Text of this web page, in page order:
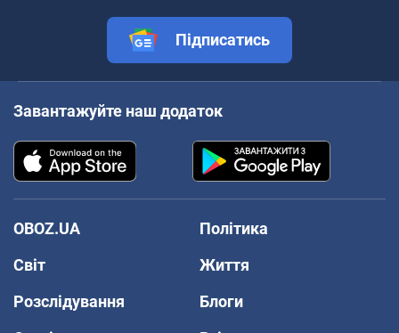
Підписатись
Завантажуйте наш додаток
OBOZ.UA
Політика
Світ
Життя
Розслідування
Блоги